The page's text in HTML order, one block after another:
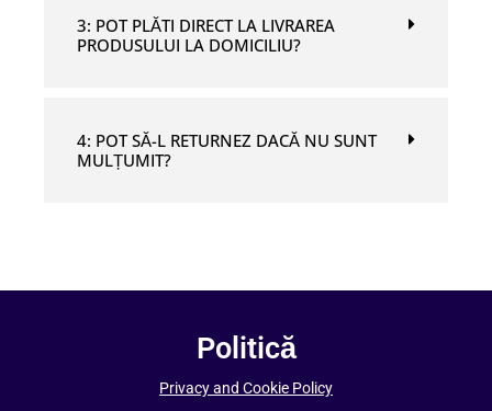
3: POT PLĂTI DIRECT LA LIVRAREA
PRODUSULUI LA DOMICILIU?
4: POT SĂ-L RETURNEZ DACĂ NU SUNT
MULȚUMIT?
Politică
Privacy and Cookie Policy